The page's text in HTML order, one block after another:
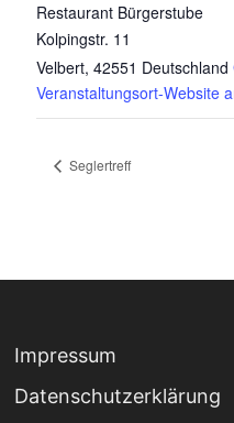
Restaurant Bürgerstube
Kolpingstr. 11
Velbert, 42551 Deutschland
Veranstaltungsort-Website
Seglertreff
Impressum
Datenschutz­erklärung